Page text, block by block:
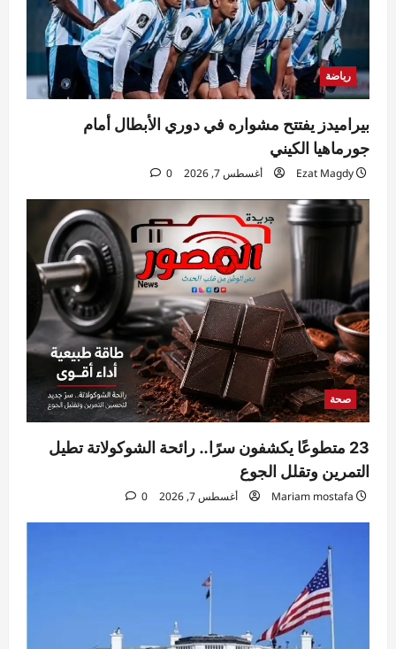
5
تصعيد عسكري مستمر وحصار خانق في مخيم
قلنديا
Rabab khaled
أغسطس 7, 2026
0
رياضة
بيراميدز يفتتح مشواره في دوري الأبطال أمام
جورماهيا الكيني
Ezat Magdy أغسطس 7, 2026 0
صحة
23 متطوعًا يكشفون سرًا.. رائحة الشوكولاتة تطيل
التمرين وتقلل الجوع
Mariam mostafa أغسطس 7, 2026 0